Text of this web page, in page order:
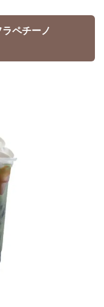
ペチーノ